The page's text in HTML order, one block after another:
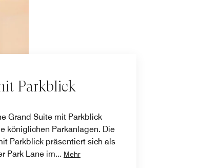
Parkblick
Grand Suite mit Parkblick
königlichen Parkanlagen. Die
Parkblick präsentiert sich als
Park Lane im... Mehr